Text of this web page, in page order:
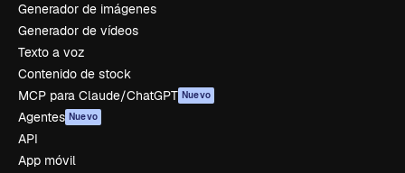
Generador de imágenes
Generador de vídeos
Texto a voz
Contenido de stock
MCP para Claude/ChatGPT Nuevo
Agentes Nuevo
API
App móvil